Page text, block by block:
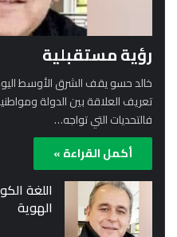
رؤية مستقبلية
خالد حسو يقف الشرق الأوسط
تعريف العلاقة بين الدولة
فالتحديات التي تواجه…
أكمل القراءة »
اللغة
الهوية